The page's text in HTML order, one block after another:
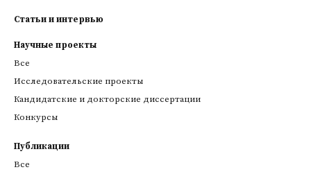
Статьи и интервью
Научные проекты
Все
Исследовательские проекты
Кандидатские и докторские диссертации
Конкурсы
Публикации
Все